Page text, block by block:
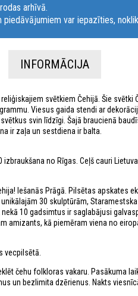
arhīvā.
piedāvājumiem var iepazīties,
INFORMĀCIJA
svētkiem Čehijā. Šie
Viesus gaida stendi ar
svin līdzīgi. Šajā braucienā
ir zaļa un sestdiena ir balta.
izbraukšana no Rīgas. Ceļš cauri
Iešanās Prāgā. Pilsētas apskates
30 skulptūrām,
10 gadsimtus ir saglabājusi
amizants, kā piemēram viena no
vecpilsētā.
čehu folkloras vakaru. Pasākuma
un bezlimita dzērienus. Nakts